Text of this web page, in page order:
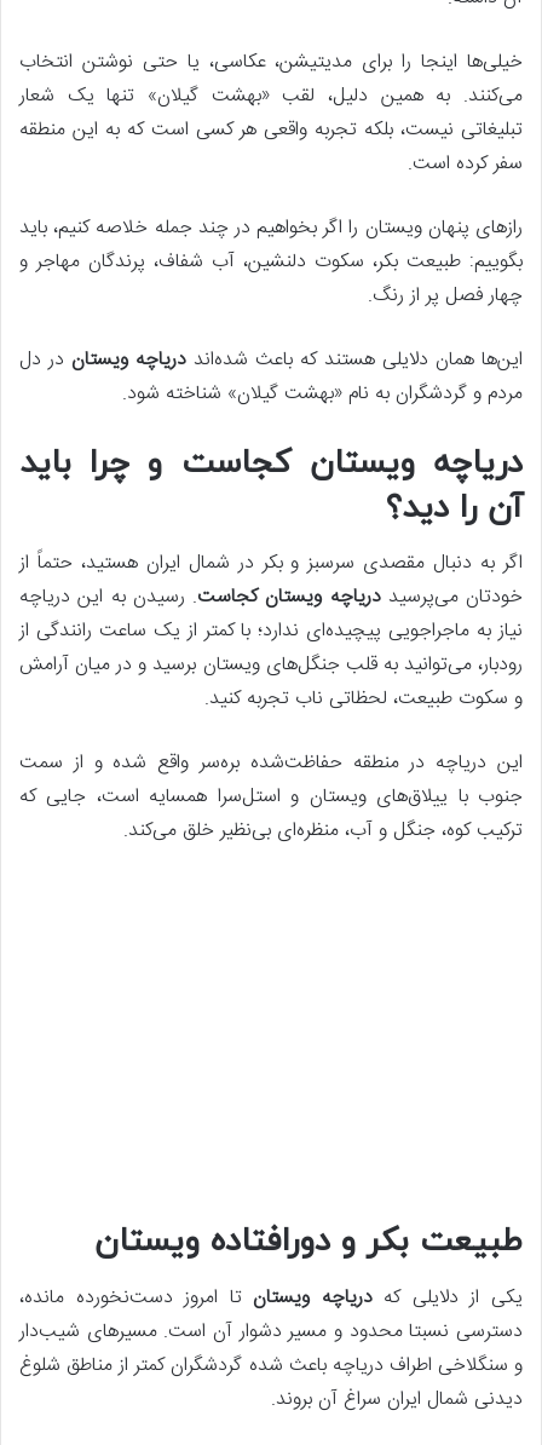
خیلی‌ها اینجا را برای مدیتیشن، عکاسی، یا حتی نوشتن انتخاب
می‌کنند. به همین دلیل، لقب «بهشت گیلان» تنها یک شعار
تبلیغاتی نیست، بلکه تجربه واقعی هر کسی است که به این منطقه
سفر کرده است.
رازهای پنهان ویستان را اگر بخواهیم در چند جمله خلاصه کنیم، باید
بگوییم: طبیعت بکر، سکوت دلنشین، آب شفاف، پرندگان مهاجر و
چهار فصل پر از رنگ.
این‌ها همان دلایلی هستند که باعث شده‌اند دریاچه ویستان در دل
مردم و گردشگران به نام «بهشت گیلان» شناخته شود.
دریاچه ویستان کجاست و چرا باید
آن را دید؟
اگر به دنبال مقصدی سرسبز و بکر در شمال ایران هستید، حتماً از
خودتان می‌پرسیددریاچه ویستان کجاست. رسیدن به این دریاچه
نیاز به ماجراجویی پیچیده‌ای ندارد؛ با کمتر از یک ساعت رانندگی از
رودبار، می‌توانید به قلب جنگل‌های ویستان برسید و در میان آرامش
و سکوت طبیعت، لحظاتی ناب تجربه کنید.
این دریاچه در منطقه حفاظت‌شده بره‌سر واقع شده و از سمت
جنوب با ییلاق‌های ویستان و استل‌سرا همسایه است، جایی که
ترکیب کوه، جنگل و آب، منظره‌ای بی‌نظیر خلق می‌کند.
طبیعت بکر و دورافتاده ویستان
یکی از دلایلی کهدریاچه ویستان تا امروز دست‌نخورده مانده،
دسترسی نسبتا محدود و مسیر دشوار آن است. مسیرهای شیب‌دار
و سنگلاخی اطراف دریاچه باعث شده گردشگران کمتر از مناطق شلوغ
دیدنی شمال ایران سراغ آن بروند.